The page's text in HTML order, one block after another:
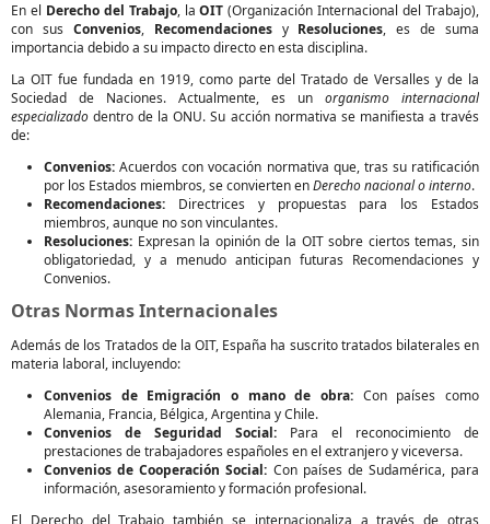
En el Derecho del Trabajo, laOIT (Organización Internacional del Trabajo),
con sus Convenios, Recomendacionesy Resoluciones, es de suma
importancia debido a su impacto directo en esta disciplina.
La OIT fue fundada en 1919, como parte del Tratado de Versalles y de la
Sociedad de Naciones. Actualmente, es un organismo internacional
especializado dentro de la ONU. Su acción normativa se manifiesta a través
de:
Convenios: Acuerdos con vocación normativa que, tras su ratificación
por los Estados miembros, se convierten enDerecho nacional o interno.
Recomendaciones: Directrices y propuestas para los Estados
miembros, aunque no son vinculantes.
Resoluciones: Expresan la opinión de la OIT sobre ciertos temas, sin
obligatoriedad, y a menudo anticipan futuras Recomendaciones y
Convenios.
Otras Normas Internacionales
Además de los Tratados de la OIT, España ha suscrito tratados bilaterales en
materia laboral, incluyendo:
Convenios de Emigración o mano de obra: Con países como
Alemania, Francia, Bélgica, Argentina y Chile.
Convenios de Seguridad Social: Para el reconocimiento de
prestaciones de trabajadores españoles en el extranjero y viceversa.
Convenios de Cooperación Social: Con países de Sudamérica, para
información, asesoramiento y formación profesional.
El Derecho del Trabajo también se internacionaliza a través de otras